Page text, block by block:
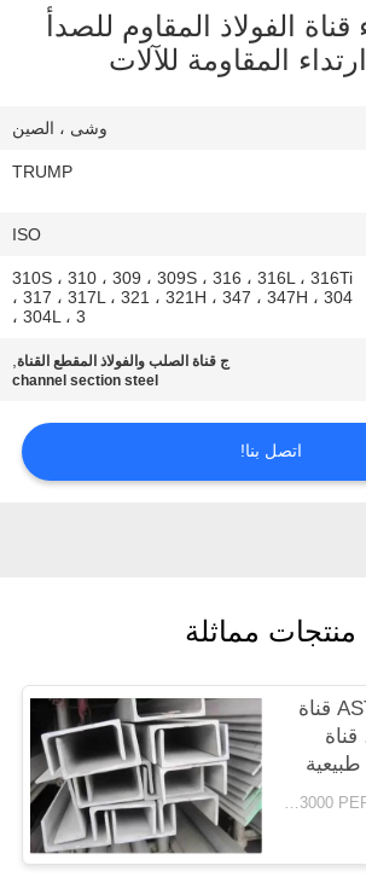
الفولاذ المقاوم للصدأ
وشى ، الصين
TRUMP
ISO
310S ، 310 ، 309 ، 309S ، 316 ، 316L ، 316Ti
، 317 ، 317L ، 321 ، 321H ، 347 ، 347H ، 304
، 304L ، 3
ج قناة الصلب والفولاذ المقطع القناة,
channel section steel
اتصل بنا!
منتجات مماثلة
ASTM 201304316 قناة
قناة
فولاذ كربونية U طبيعية
USD1500-3000 PER TON MOQ:1TON